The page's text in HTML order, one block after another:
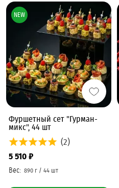
Фуршетный сет "Гурман-
микс", 44 шт
(2)
5 510 ₽
NEW